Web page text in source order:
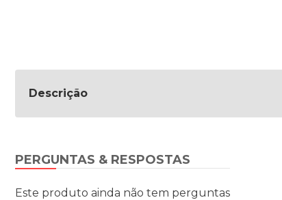
Descrição
PERGUNTAS & RESPOSTAS
Este produto ainda não tem perguntas